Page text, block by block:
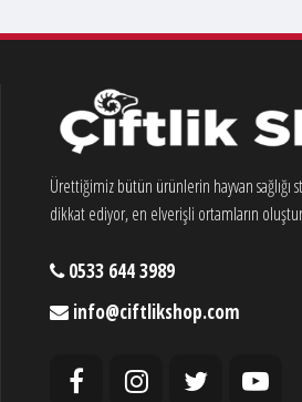
Ürettiğimiz bütün ürünlerin hayvan sağlığı
dikkat ediyor, en elverişli ortamların
0533 644 3989
info@ciftlikshop.com